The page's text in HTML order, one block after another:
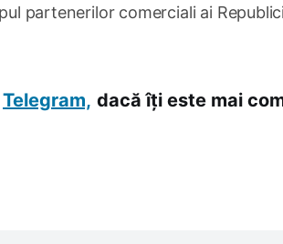
partenerilor comerciali ai
Telegram, dacă îți este mai